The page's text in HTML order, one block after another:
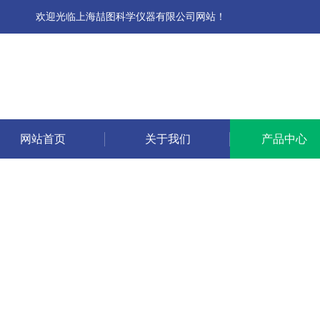
欢迎光临上海喆图科学仪器有限公司网站！
网站首页 关于我们 产品中心